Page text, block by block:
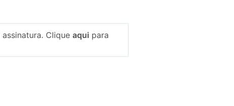
Clique aqui para